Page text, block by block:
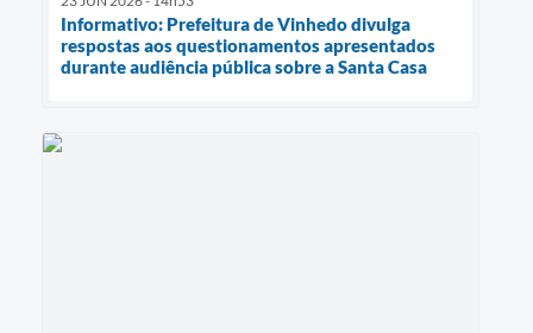
Informativo: Prefeitura de Vinhedo divulga
respostas aos questionamentos apresentados
durante audiência pública sobre a Santa Casa